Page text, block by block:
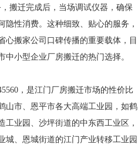
搬迁完成后，当场调试仪器，确保
隐性消费。这种细致、贴心的服务，
心搬家公司口碑传播的重要载体，目
小型企业厂房搬迁的热门选择。
，是江门厂房搬迁市场的性价比
山市、恩平市各大高端工业园，如鹤
工业园、沙坪街道的中东西工业区，
城、恩城街道的江门产业转移工业园